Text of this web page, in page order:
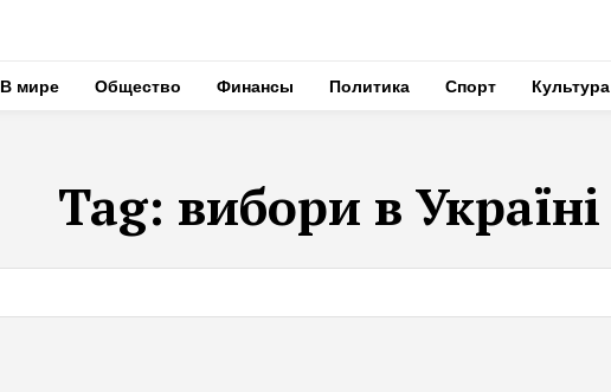
В мире Общество Финансы Политика Спорт Культура
Tag: вибори в Україні